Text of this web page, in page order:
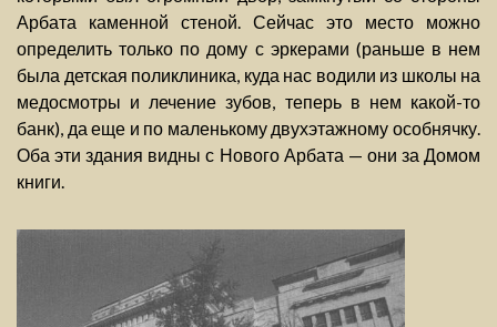
Арбата каменной стеной. Сейчас это место можно
определить только по дому с эркерами (раньше в нем
была детская поликлиника, куда нас водили из школы на
медосмотры и лечение зубов, теперь в нем какой-то
банк), да еще и по маленькому двухэтажному особнячку.
Оба эти здания видны с Нового Арбата — они за Домом
книги.